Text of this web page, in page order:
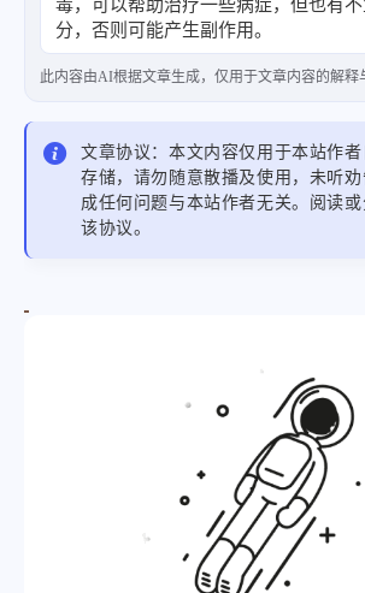
毒，可以帮助治疗一些病症，但也有
分，否则可能产生副作用。
此内容由AI根据文章生成，仅用于文章内容的解释
文章协议：本文内容仅用于本站作
存储，请勿随意散播及使用，未听
成任何问题与本站作者无关。阅读
该协议。